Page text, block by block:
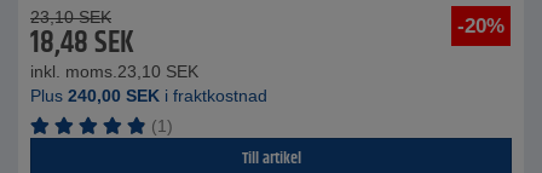
-20%
23,10 SEK
18,48SEK
inkl. moms. 23,10 SEK
Plus 240,00 SEK i fraktkostnad
(1)
Till artikel